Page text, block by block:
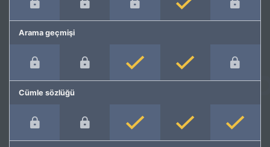
Arama geçmişi
Cümle sözlüğü